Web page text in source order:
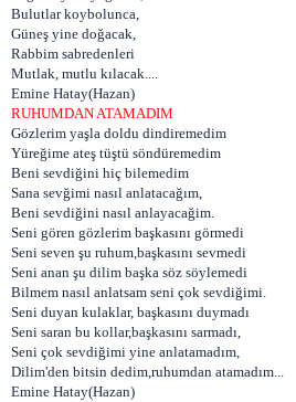
Bulutlar koybolunca,
Güneş yine doğacak,
Rabbim sabredenleri
Mutlak, mutlu kılacak....
Emine Hatay(Hazan)
RUHUMDAN ATAMADIM
Gözlerim yaşla doldu dindiremedim
Yüreğime ateş tüştü söndüremedim
Beni sevdiğini hiç bilemedim
Sana sevğimi nasıl anlatacağım,
Beni sevdiğini nasıl anlayacağim.
Seni gören gözlerim başkasını görmedi
Seni seven şu ruhum,başkasını sevmedi
Seni anan şu dilim başka söz söylemedi
Bilmem nasıl anlatsam seni çok sevdiğimi.
Seni duyan kulaklar, başkasını duymadı
Seni saran bu kollar,başkasını sarmadı,
Seni çok sevdiğimi yine anlatamadım,
Dilim'den bitsin dedim,ruhumdan atamadım...
Emine Hatay(Hazan)